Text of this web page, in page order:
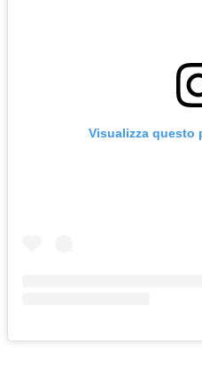
Visualizza questo